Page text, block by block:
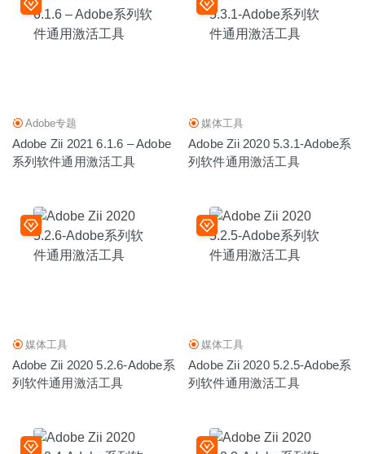
Adobe专题
Adobe Zii 2021 6.1.6 – Adobe
系列软件通用激活工具
媒体工具
Adobe Zii 2020 5.3.1-Adobe系
列软件通用激活工具
媒体工具
Adobe Zii 2020 5.2.6-Adobe系
列软件通用激活工具
媒体工具
Adobe Zii 2020 5.2.5-Adobe系
列软件通用激活工具
Paste Queue 1.6.5 – 剪切板管理工具 2026-03-18
Internet Status 5.9 – 菜单栏网络状态工具 2026-05-31